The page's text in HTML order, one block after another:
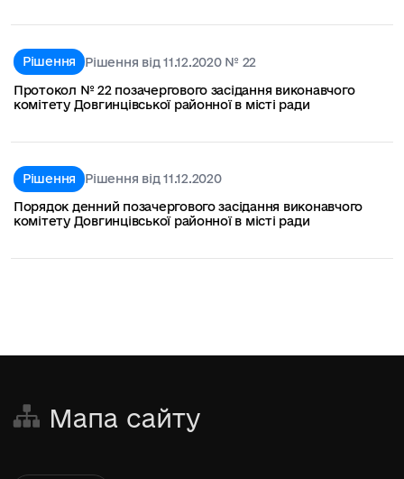
Рішення
Рішення від 11.12.2020 № 22
Протокол № 22 позачергового засідання виконавчого
комітету Довгинцівської районної в місті ради
Рішення
Рішення від 11.12.2020
Порядок денний позачергового засідання виконавчого
комітету Довгинцівської районної в місті ради
Мапа сайту